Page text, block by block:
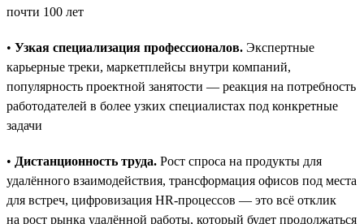
почти 100 лет
• Узкая специализация профессионалов. Экспертные
карьерные треки, маркетплейсы внутри компаний,
популярность проектной занятости — реакция на потребность
работодателей в более узких специалистах под конкретные
задачи
• Дистанционность труда. Рост спроса на продукты для
удалённого взаимодействия, трансформация офисов под места
для встреч, цифровизация HR-процессов — это всё отклик
на рост рынка удалённой работы, который будет продолжаться